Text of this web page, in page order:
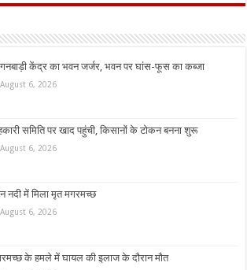
केंद्र का भवन जर्जर, भवन पर घांस-फूस का कब्जा
August 6, 2026
समिति पर खाद पहुंची, किसानों के टोकन बनना शुरू
August 6, 2026
नदी में मिला मृत मगरमच्छ
August 6, 2026
के हमले में घायल की इलाज के दौरान मौत